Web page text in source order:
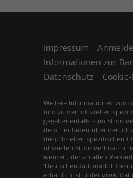
Impressum
Informationen zur
Datenschutz
Weitere Informationen zum
und zu den offiziellen
gegebenenfalls zum
dem 'Leitfaden über den
die offiziellen spezifischen
offiziellen Stromverbrauch
werden, der an allen
'Deutschen Automobil
erhältlich ist unter